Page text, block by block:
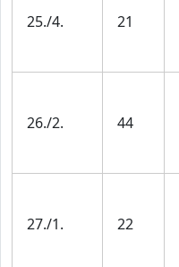
25./4. 21
26./2. 44
27./1. 22